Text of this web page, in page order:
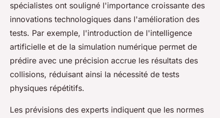
spécialistes ont souligné l'importance croissante des
innovations technologiques dans l'amélioration des
tests. Par exemple, l'introduction de l'intelligence
artificielle et de la simulation numérique permet de
prédire avec une précision accrue les résultats des
collisions, réduisant ainsi la nécessité de tests
physiques répétitifs.
Les prévisions des experts indiquent que les normes